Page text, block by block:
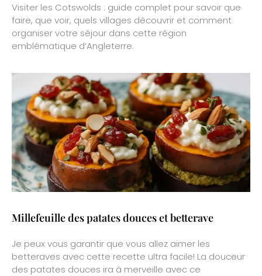
Visiter les Cotswolds : guide complet pour savoir que
faire, que voir, quels villages découvrir et comment
organiser votre séjour dans cette région
emblématique d’Angleterre.
Millefeuille des patates douces et betterave
Je peux vous garantir que vous allez aimer les
betteraves avec cette recette ultra facile! La douceur
des patates douces ira à merveille avec ce